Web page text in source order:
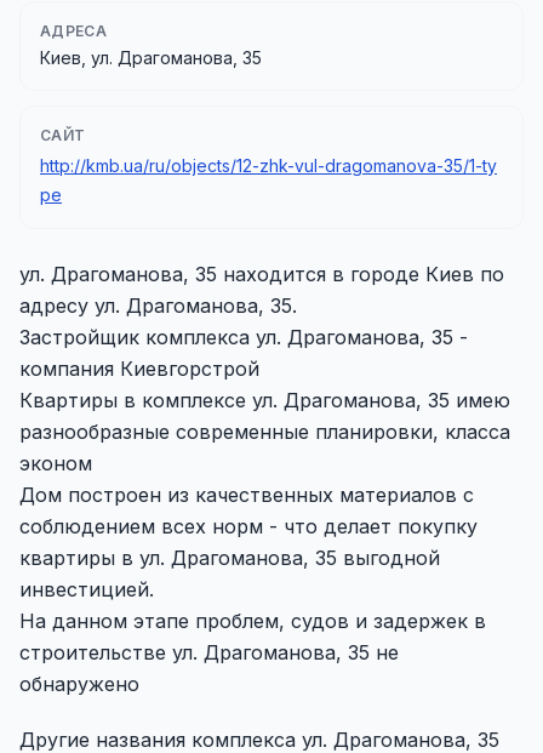
АДРЕСА
Киев, ул. Драгоманова, 35
САЙТ
http://kmb.ua/ru/objects/12-zhk-vul-dragomanova-35/1-ty
pe
ул. Драгоманова, 35 находится в городе Киев по
адресу ул. Драгоманова, 35.
Застройщик комплекса ул. Драгоманова, 35 -
компания Киевгорстрой
Квартиры в комплексе ул. Драгоманова, 35 имею
разнообразные современные планировки, класса
эконом
Дом построен из качественных материалов с
соблюдением всех норм - что делает покупку
квартиры в ул. Драгоманова, 35 выгодной
инвестицией.
На данном этапе проблем, судов и задержек в
строительстве ул. Драгоманова, 35 не
обнаружено
Другие названия комплекса ул. Драгоманова, 35